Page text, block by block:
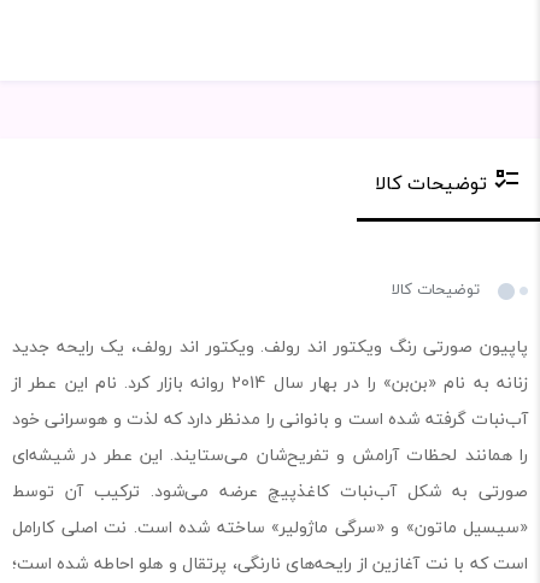
توضیحات کالا
توضیحات کالا
پاپیون صورتی رنگ ویکتور اند رولف. ویکتور اند رولف، یک رایحه جدید
زنانه به نام «بن‌بن» را در بهار سال 2014 روانه بازار کرد. نام این عطر از
آب‌نبات گرفته شده است و بانوانی را مدنظر دارد که لذت و هوسرانی خود
را همانند لحظات آرامش و تفریح‌شان می‌ستایند. این عطر در شیشه‌ای
صورتی به شکل آب‌نبات کاغذپیچ عرضه می‌شود. ترکیب آن توسط
«سیسیل ماتون» و «سرگی ماژولیر» ساخته شده است. نت اصلی کارامل
است که با نت آغازین از رایحه‌های نارنگی، پرتقال و هلو احاطه شده است؛